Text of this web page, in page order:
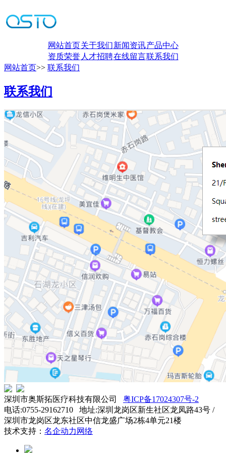
网站首页关于我们新闻资讯产品中心
资质荣誉 人才招聘在线留言联系我们
网站首页>> 联系我们
联系我们
深圳市奥斯拓医疗科技有限公司 粤ICP备17024307号-2
电话:0755-29162710 地址:深圳龙岗区新生社区龙凤路43号 /
深圳市龙岗区龙东社区中信龙盛广场2栋4单元21楼
技术支持： 名企动力网络